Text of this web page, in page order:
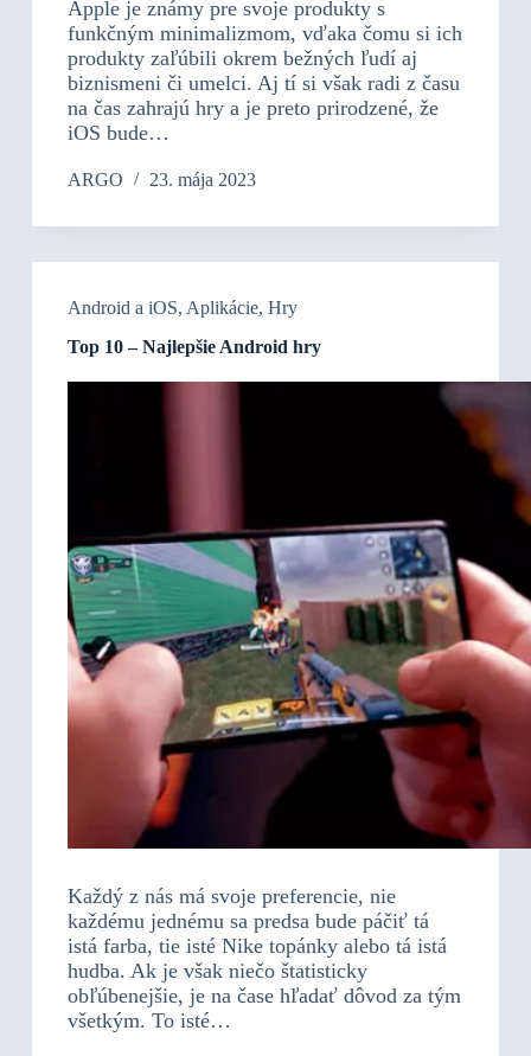
Apple je známy pre svoje produkty s
funkčným minimalizmom, vďaka čomu si ich
produkty zaľúbili okrem bežných ľudí aj
biznismeni či umelci. Aj tí si však radi z času
na čas zahrajú hry a je preto prirodzené, že
iOS bude…
ARGO 23. mája 2023
Android a iOS, Aplikácie, Hry
Top 10 – Najlepšie Android hry
Každý z nás má svoje preferencie, nie
každému jednému sa predsa bude páčiť tá
istá farba, tie isté Nike topánky alebo tá istá
hudba. Ak je však niečo štatisticky
obľúbenejšie, je na čase hľadať dôvod za tým
všetkým. To isté…